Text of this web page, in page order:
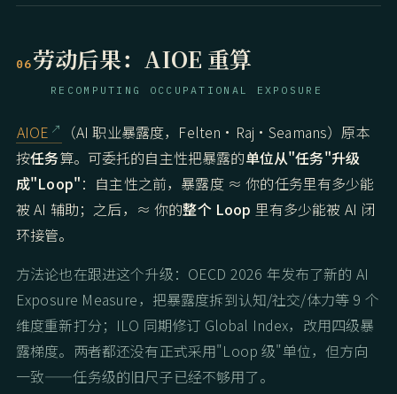
06劳动后果：AIOE 重算
RECOMPUTING OCCUPATIONAL EXPOSURE
AIOE
（AI 职业暴露度，Felten·Raj·Seamans）原本
按任务算。可委托的自主性把暴露的单位从"任务"升级
成"Loop"：自主性之前，暴露度 ≈ 你的任务里有多少能
被 AI 辅助；之后，≈ 你的整个 Loop 里有多少能被 AI 闭
环接管。
方法论也在跟进这个升级：OECD 2026 年发布了新的 AI
Exposure Measure，把暴露度拆到认知/社交/体力等 9 个
维度重新打分；ILO 同期修订 Global Index，改用四级暴
露梯度。两者都还没有正式采用"Loop 级"单位，但方向
一致——任务级的旧尺子已经不够用了。